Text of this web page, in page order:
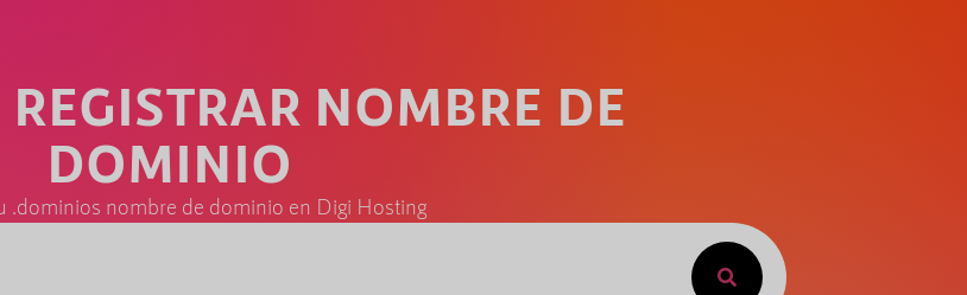
NOMBRE DE
DOMINIO
.dominios nombre de dominio en Digi Hosting